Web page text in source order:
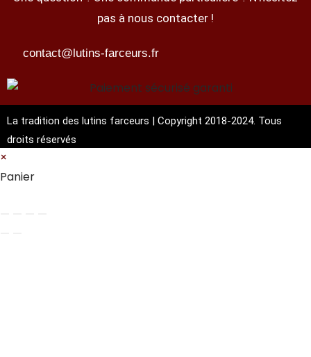
pas à nous contacter !
contact@lutins-farceurs.fr
La tradition des lutins farceurs | Copyright 2018-2024. Tous
droits réservés
×
Panier